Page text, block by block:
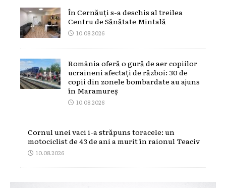
În Cernăuți s-a deschis al treilea
Centru de Sănătate Mintală
10.08.2026
România oferă o gură de aer copiilor
ucraineni afectați de război: 30 de
copii din zonele bombardate au ajuns
în Maramureș
10.08.2026
Cornul unei vaci i-a străpuns toracele: un
motociclist de 43 de ani a murit în raionul Teaciv
10.08.2026